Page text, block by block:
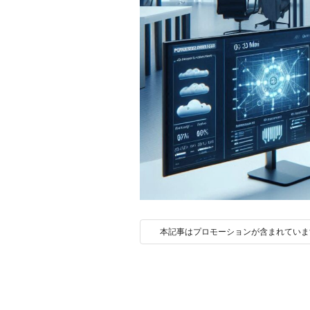
本記事はプロモーションが含まれてい